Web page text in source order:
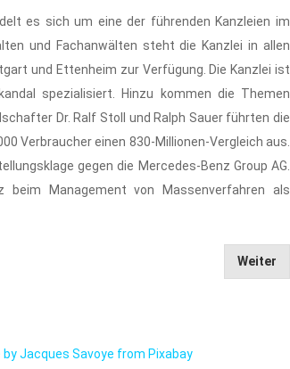
es sich um eine der führenden Kanzleien im
und Fachanwälten steht die Kanzlei in allen
und Ettenheim zur Verfügung. Die Kanzlei ist
spezialisiert. Hinzu kommen die Themen
Dr. Ralf Stoll und Ralph Sauer führten die
Verbraucher einen 830-Millionen-Vergleich aus.
gegen die Mercedes-Benz Group AG.
beim Management von Massenverfahren als
Weiter